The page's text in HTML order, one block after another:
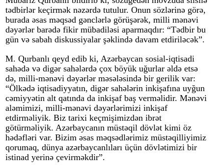
tədbirlər keçirmək nəzərdə tutulur. Onun sözlərinə görə,
burada əsas məqsəd gənclərlə görüşərək, milli mənəvi
dəyərlər barədə fikir mübadiləsi aparmaqdır: “Tədbir bu
gün və sabah diskussiyalar şəklində davam etdiriləcək”.
M. Qurbanlı qeyd edib ki, Azərbaycan sosial-iqtisadi
sahədə və digər sahələrdə çox böyük uğurlar əldə etsə
də, milli-mənəvi dəyərlər məsələsində bir gerilik var:
“Ölkədə iqtisadiyyatın, digər sahələrin inkişafına uyğun
cəmiyyətin alt qatında da inkişaf baş verməlidir. Mənəvi
aləmimizi, milli-mənəvi dəyərlərimizi inkişaf
etdirməliyik. Biz tarixi keçmişimizdən ibrət
götürməliyik. Azərbaycanın müstəqil dövlət kimi öz
hədəfləri var. Bizim əsas məqsədlərimiz müstəqilliyimiz
qorumaq, dünya azərbaycanlıları üçün dövlətimizi bir
istinad yerinə çevirməkdir”.